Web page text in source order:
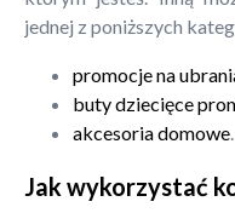
jednej z poniższych
promocje na
buty dziecięce
akcesoria domowe.
Jak wykorzystać